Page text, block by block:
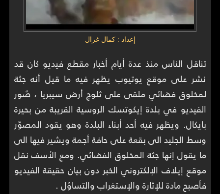
إعداد : كمال غزال
تناقل الناس منذ عدة أيام أخبار مقطع فيديو كان قد
نشر على موقع يوتيوب يظهر فيه ما قيل أنه جثة
لمخلوق فضائي ملقى على ثلوج أرض سيبريا ، صُور
الفيديو في بلدة إيكوتسك الروسية القريبة من بحيرة
بايكال. ويظهر فيه أحد أبناء البلدة وهو يقود المصوّر
وسط الجليد الى بقعة على حافة أجمة ويشير فيها الى
ما يقول إنها جثة المخلوق الفضائي. ومع الأسف نقل
موقع إيلاف الإلكتروني الخبر دون بيان حقيقة الفيديو
فأصبح مادة للإثارة والإستغراب والتساؤل .